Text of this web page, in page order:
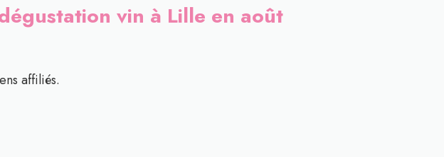
vin à Lille en août
affiliés.